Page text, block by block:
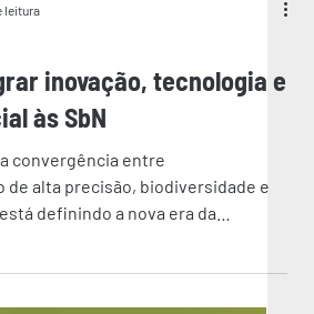
inovação, tecnologia e
às SbN
convergência entre
alta precisão, biodiversidade e
corporativa.